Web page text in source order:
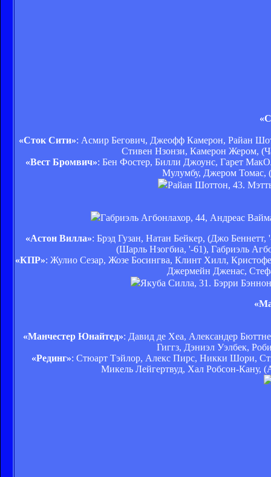
«Сток Сити»: Асмир Бегович, Джеофф Камерон, Райан
Стивен Нзонзи, Камерон Жером,
«Вест Бромвич»: Бен Фостер, Билли Джоунс, Гарет
Мулумбу, Джером Томас,
Райан Шоттон, 43.
Габриэль Агбонлахор, 44, Андреас
«Астон Вилла»: Брэд Гузан, Натан Бейкер, (Джо
(Шарль Нзогбиа, '-61), Габриэль
«КПР»: Жулио Сезар, Жозе Босингва, Клинт Хилл,
Джермейн Дженас,
Якуба Силла, 31. Бэрри
«Манчестер Юнайтед»: Давид де Хеа, Александер
Гиггз, Дэниэл Уэлбек,
«Рединг»: Стюарт Тэйлор, Алекс Пирс, Никки Шори,
Микель Лейгертвуд, Хал Робсон-